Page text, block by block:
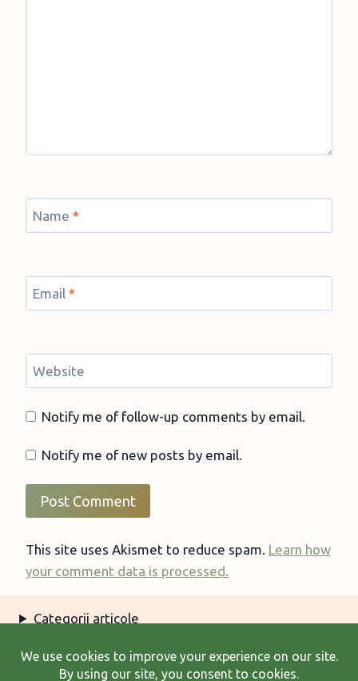
Name *
Email *
Website
Notify me of follow-up comments by email.
Notify me of new posts by email.
This site uses Akismet to reduce spam. Learn how
your comment data is processed.
Categorii articole
Arhiva articole